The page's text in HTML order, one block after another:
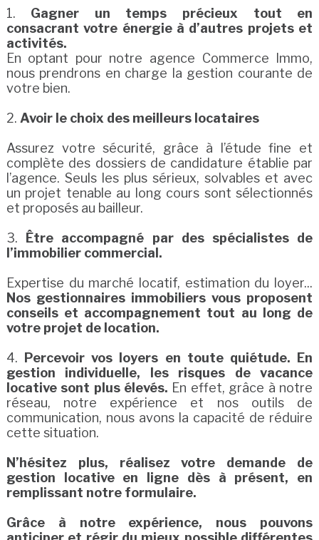
1. Gagner un temps précieux tout en
consacrant votre énergie à d’autres projets et
activités.
En optant pour notre agence Commerce Immo,
nous prendrons en charge la gestion courante de
votre bien.
2. Avoir le choix des meilleurs locataires
Assurez votre sécurité, grâce à l’étude fine et
complète des dossiers de candidature établie par
l’agence. Seuls les plus sérieux, solvables et avec
un projet tenable au long cours sont sélectionnés
et proposés au bailleur.
3.
Être accompagné par des spécialistes de
l’immobilier commercial.
Expertise du marché locatif, estimation du loyer...
Nos gestionnaires immobiliers vous proposent
conseils et accompagnement tout au long de
votre projet de location.
4.
Percevoir vos loyers en toute quiétude. En
gestion individuelle, les risques de vacance
locative sont plus élevés. En effet, grâce à notre
réseau, notre expérience et nos outils de
communication, nous avons la capacité de réduire
cette situation.
N’hésitez plus, réalisez votre demande de
gestion locative en ligne dès à présent, en
remplissant notre formulaire.
Grâce à notre expérience, nous pouvons